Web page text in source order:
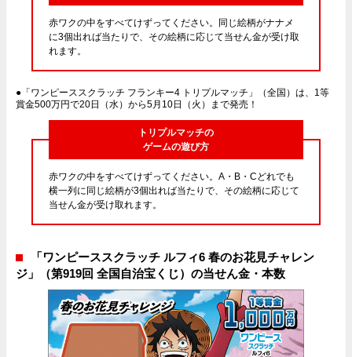
赤ワクの中をすべてけずってください。同じ絵柄がナナメ
に3個出れば当たりで、その絵柄に応じて当せん金が受け取
れます。
●「ワンピーススクラッチ フランキー4 トリプルマッチ」（全国）は、1等
賞金500万円で20日（水）から5月10日（火）まで発売！
トリプルマッチの
ゲームの遊び方
赤ワクの中をすべてけずってください。A・B・Cどれでも
横一列に同じ絵柄が3個出れば当たりで、その絵柄に応じて
当せん金が受け取れます。
「ワンピーススクラッチ ルフィ6 春のお花見チャレン
ジ」（第919回 全国自治宝くじ）の当せん金・本数